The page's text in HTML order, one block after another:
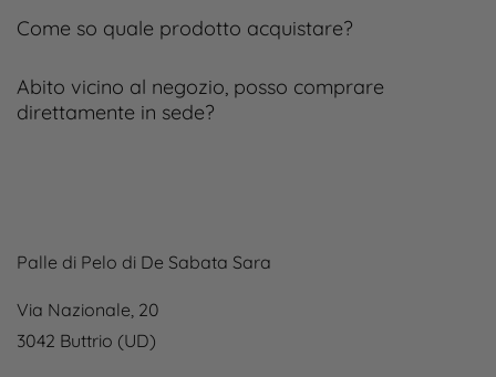
Come so quale prodotto acquistare?
Abito vicino al negozio, posso comprare
direttamente in sede?
Palle di Pelo di De Sabata Sara
Via Nazionale, 20
3042 Buttrio (UD)